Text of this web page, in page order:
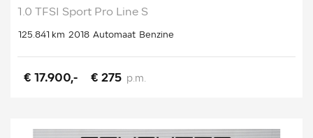
1.0 TFSI Sport Pro Line S
125.841 km 2018 Automaat Benzine
€ 17.900,- € 275 p.m.